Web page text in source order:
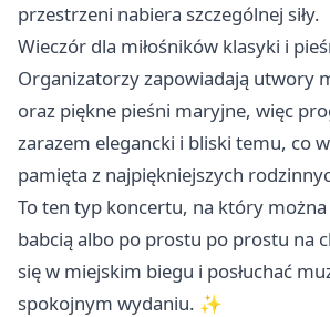
przestrzeni nabiera szczególnej siły.
Wieczór dla miłośników klasyki i
Organizatorzy zapowiadają utwory
oraz piękne pieśni maryjne, więc
zarazem elegancki i bliski temu, co
pamięta z najpiękniejszych
To ten typ koncertu, na który
babcią albo po prostu po prostu na
się w miejskim biegu i posłuchać
spokojnym wydaniu. ✨